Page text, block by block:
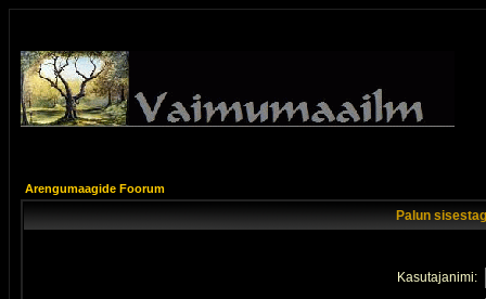
Arengumaagide Foorum
Palun
Kasutajanimi: